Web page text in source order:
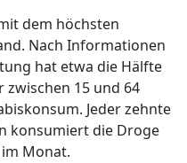
dem höchsten
Nach Informationen
hat etwa die Hälfte
15 und 64
Jeder zehnte
konsumiert die Droge
Monat.